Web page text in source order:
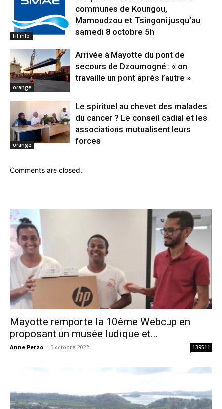
Fil info
communes de Koungou,
Mamoudzou et Tsingoni jusqu’au
samedi 8 octobre 5h
orange
Arrivée à Mayotte du pont de
secours de Dzoumogné : « on
travaille un pont après l’autre »
orange
Le spirituel au chevet des malades
du cancer ? Le conseil cadial et les
associations mutualisent leurs
forces
Comments are closed.
Mayotte remporte la 10ème Webcup en
proposant un musée ludique et...
Anne Perzo - 5 octobre 2022 139511